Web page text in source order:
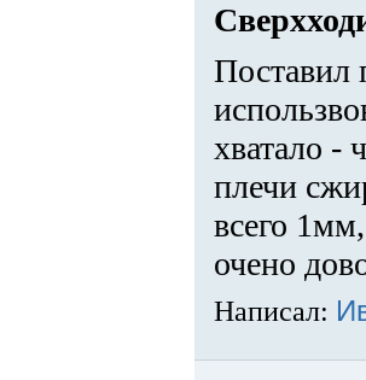
Поставил
хватало -
плечи
всего
очено
Написал: